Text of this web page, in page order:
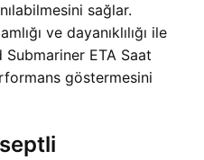
sağlar.
ve dayanıklılığı ile
ETA Saat
göstermesini